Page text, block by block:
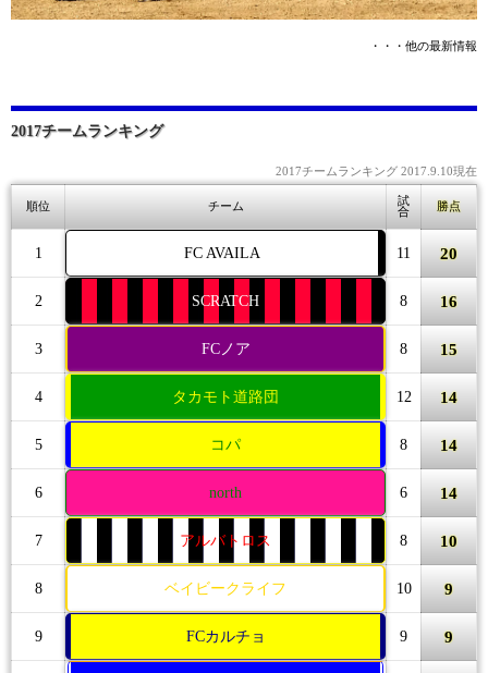
・・・他の最新情報
2017チームランキング
2017チームランキング 2017.9.10現在
順位 チーム
試
合
勝点
1 FC AVAILA 11 20
2 SCRATCH 8 16
3 FCノア 8 15
4 タカモト道路団 12 14
5 コパ 8 14
6 north 6 14
7 アルバトロス 8 10
8 ベイビークライフ 10 9
9 FCカルチョ 9 9